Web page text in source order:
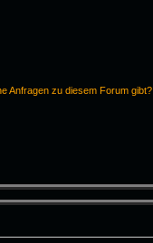
Anfragen zu diesem Forum gibt?